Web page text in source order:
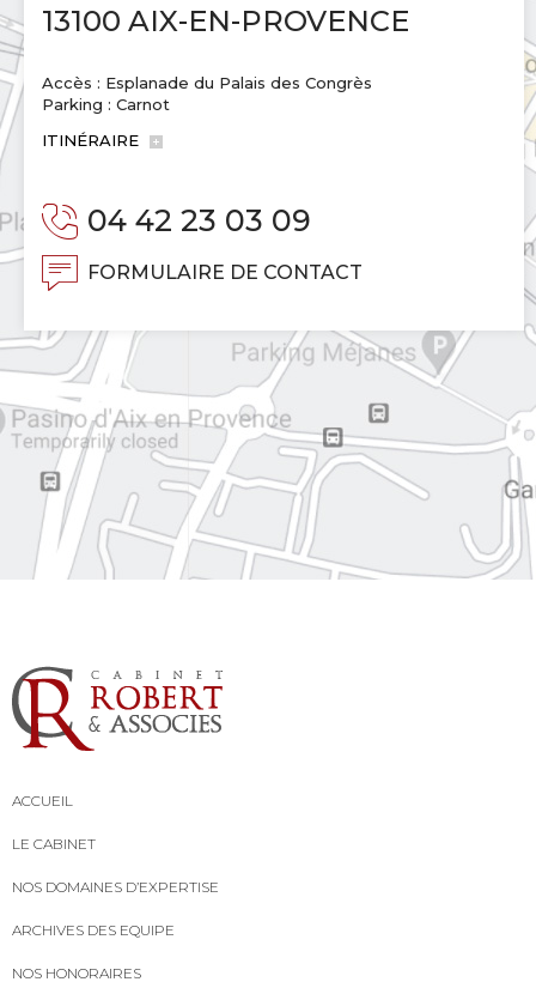
13100 AIX-EN-PROVENCE
Accès : Esplanade du Palais des Congrès
Parking : Carnot
ITINÉRAIRE
04 42 23 03 09
FORMULAIRE DE CONTACT
ACCUEIL
LE CABINET
NOS DOMAINES D’EXPERTISE
ARCHIVES DES EQUIPE
NOS HONORAIRES